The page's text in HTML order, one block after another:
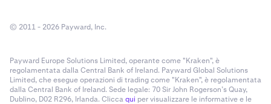
© 2011 - 2026 Payward, Inc.
Payward Europe Solutions Limited, operante come "Kraken", è
regolamentata dalla Central Bank of Ireland. Payward Global Solutions
Limited, che esegue operazioni di trading come "Kraken", è regolamentata
dalla Central Bank of Ireland. Sede legale: 70 Sir John Rogerson’s Quay,
Dublino, D02 R296, Irlanda. Cliccaqui per visualizzare le informative e le